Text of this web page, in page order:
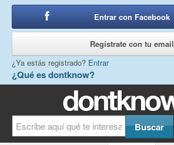
¿Qué es dontknow?
Entrar con Facebook
Regístrate con tu email
¿Ya estás registrado? Entrar